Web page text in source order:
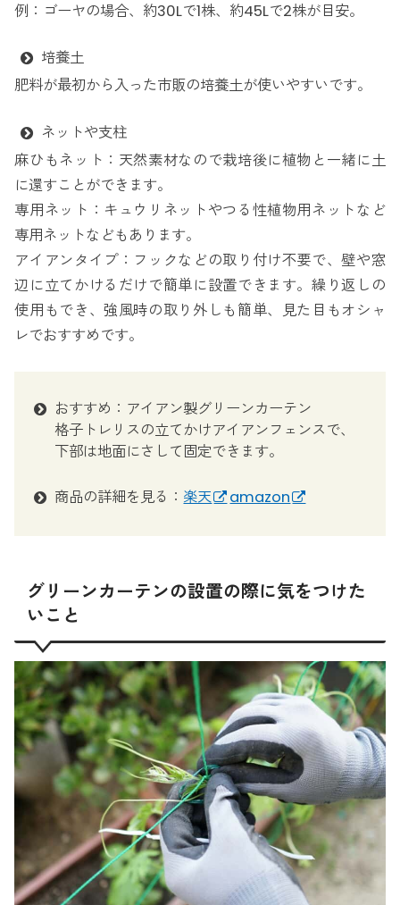
例：ゴーヤの場合、約30Lで1株、約45Lで2株が目安。
培養土
肥料が最初から入った市販の培養土が使いやすいです。
ネットや支柱
麻ひもネット：天然素材なので栽培後に植物と一緒に土
に還すことができます。
専用ネット：キュウリネットやつる性植物用ネットなど
専用ネットなどもあります。
アイアンタイプ：フックなどの取り付け不要で、壁や窓
辺に立てかけるだけで簡単に設置できます。繰り返しの
使用もでき、強風時の取り外しも簡単、見た目もオシャ
レでおすすめです。
おすすめ：アイアン製グリーンカーテン
格子トレリスの立てかけアイアンフェンスで、
下部は地面にさして固定できます。
商品の詳細を見る： 楽天 amazon
グリーンカーテンの設置の際に気をつけた
いこと